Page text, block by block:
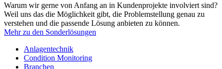
Warum wir gerne von Anfang an in Kundenprojekte involviert sind?
Weil uns das die Möglichkeit gibt, die Problemstellung genau zu
verstehen und die passende Lösung anbieten zu können.
Mehr zu den Sonderlösungen
Anlagentechnik
Condition Monitoring
Branchen